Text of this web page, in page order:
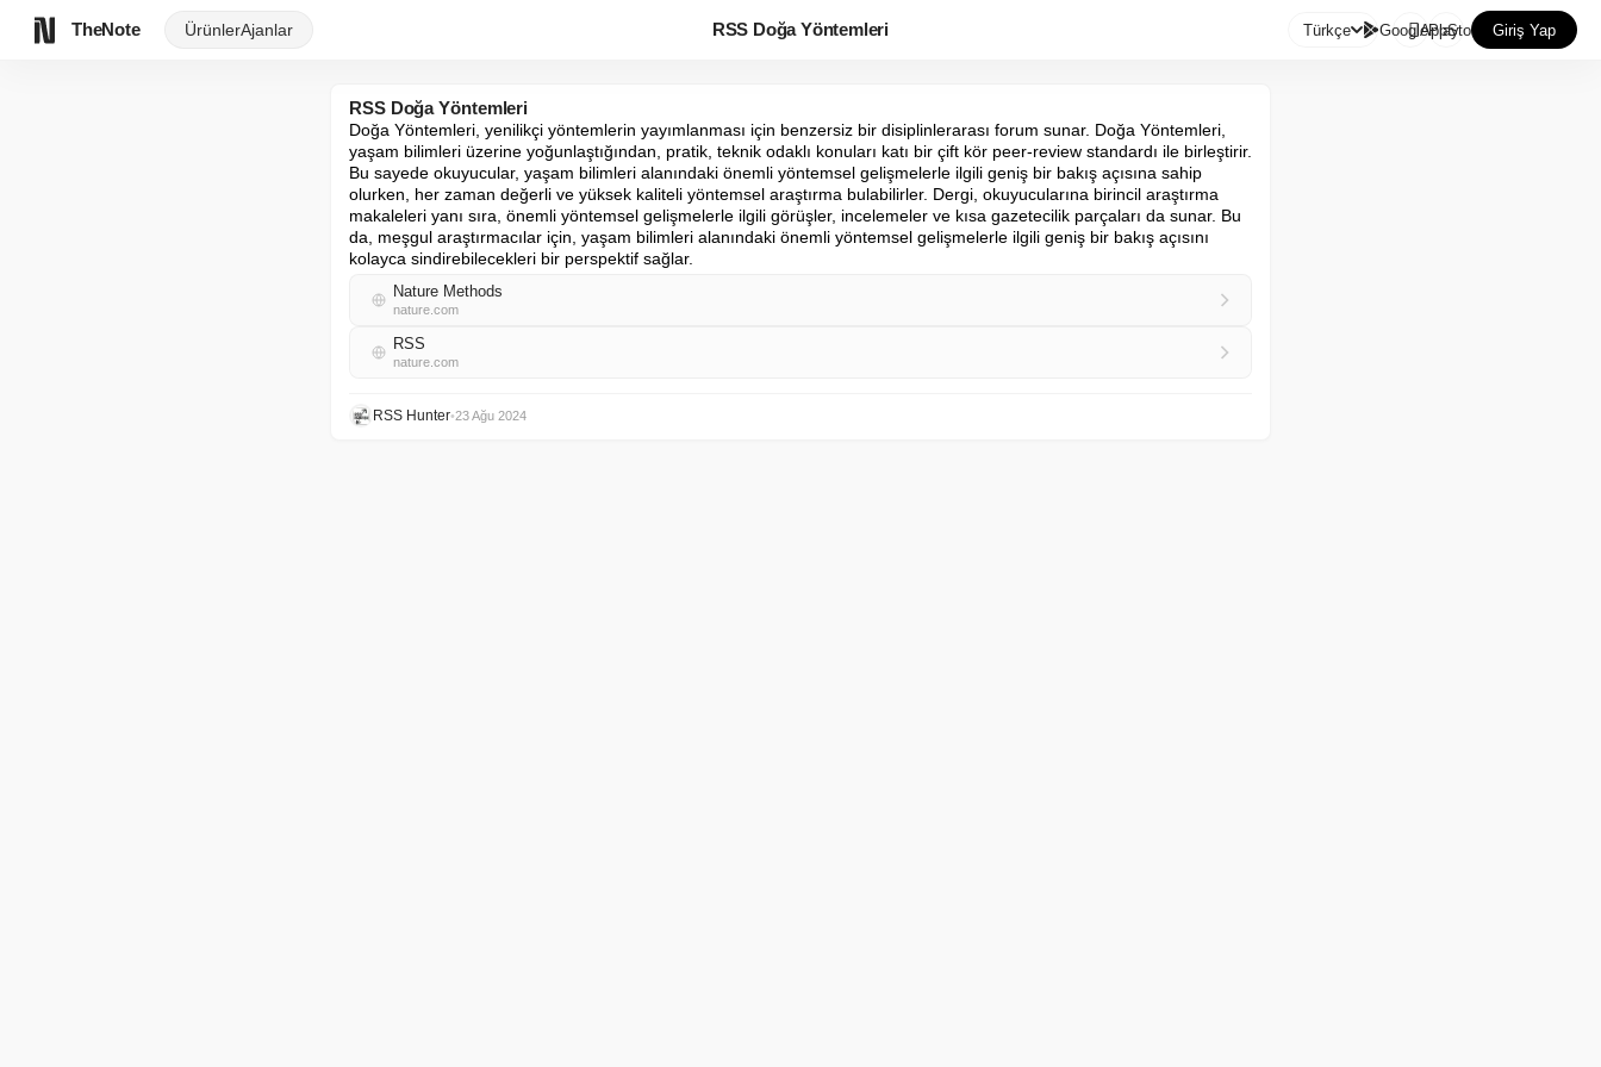
TheNote ÜrünlerAjanlar RSS Doğa Yöntemleri Türkçe GooglePlay
AppStore Giriş Yap
RSS Doğa Yöntemleri
Doğa Yöntemleri, yenilikçi yöntemlerin yayımlanması için benzersiz bir disiplinlerarası forum sunar. Doğa Yöntemleri,
yaşam bilimleri üzerine yoğunlaştığından, pratik, teknik odaklı konuları katı bir çift kör peer-review standardı ile birleştirir.
Bu sayede okuyucular, yaşam bilimleri alanındaki önemli yöntemsel gelişmelerle ilgili geniş bir bakış açısına sahip
olurken, her zaman değerli ve yüksek kaliteli yöntemsel araştırma bulabilirler. Dergi, okuyucularına birincil araştırma
makaleleri yanı sıra, önemli yöntemsel gelişmelerle ilgili görüşler, incelemeler ve kısa gazetecilik parçaları da sunar. Bu
da, meşgul araştırmacılar için, yaşam bilimleri alanındaki önemli yöntemsel gelişmelerle ilgili geniş bir bakış açısını
kolayca sindirebilecekleri bir perspektif sağlar.
Nature Methods
nature.com
RSS
nature.com
RSS Hunter•23 Ağu 2024